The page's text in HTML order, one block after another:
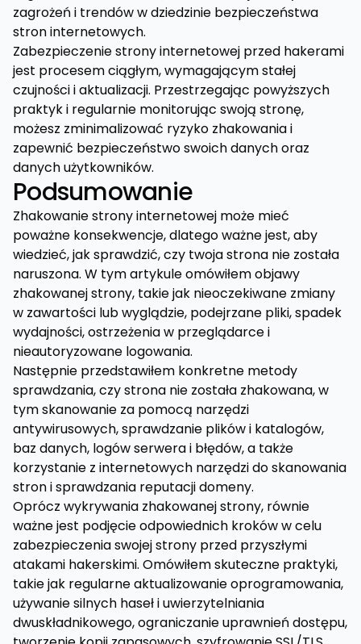
zagrożeń i trendów w dziedzinie bezpieczeństwa
stron internetowych.
Zabezpieczenie strony internetowej przed hakerami
jest procesem ciągłym, wymagającym stałej
czujności i aktualizacji. Przestrzegając powyższych
praktyk i regularnie monitorując swoją stronę,
możesz zminimalizować ryzyko zhakowania i
zapewnić bezpieczeństwo swoich danych oraz
danych użytkowników.
Podsumowanie
Zhakowanie strony internetowej może mieć
poważne konsekwencje, dlatego ważne jest, aby
wiedzieć, jak sprawdzić, czy twoja strona nie została
naruszona. W tym artykule omówiłem objawy
zhakowanej strony, takie jak nieoczekiwane zmiany
w zawartości lub wyglądzie, podejrzane pliki, spadek
wydajności, ostrzeżenia w przeglądarce i
nieautoryzowane logowania.
Następnie przedstawiłem konkretne metody
sprawdzania, czy strona nie została zhakowana, w
tym skanowanie za pomocą narzędzi
antywirusowych, sprawdzanie plików i katalogów,
baz danych, logów serwera i błędów, a także
korzystanie z internetowych narzędzi do skanowania
stron i sprawdzania reputacji domeny.
Oprócz wykrywania zhakowanej strony, równie
ważne jest podjęcie odpowiednich kroków w celu
zabezpieczenia swojej strony przed przyszłymi
atakami hakerskimi. Omówiłem skuteczne praktyki,
takie jak regularne aktualizowanie oprogramowania,
używanie silnych haseł i uwierzytelniania
dwuskładnikowego, ograniczanie uprawnień dostępu,